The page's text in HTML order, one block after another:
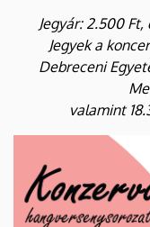
Jegyár: 2.500
Jegyek a
Debreceni
valamint